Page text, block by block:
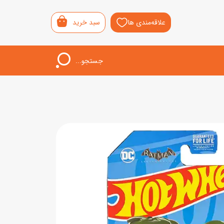
علاقه‌مندی ها سبد خرید
جستجو...